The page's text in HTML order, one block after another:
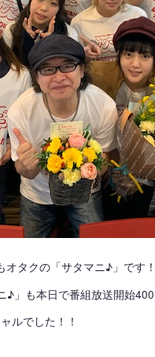
オタクの「サタマニ♪」です
♪」も本日で番組放送開始
ルでした！！